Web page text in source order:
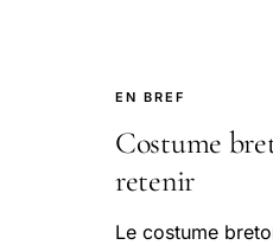
EN BREF
Costume
retenir
Le costume